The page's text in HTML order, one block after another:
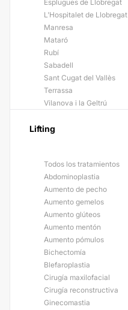
Esplugues de Llobregat
L'Hospitalet de Llobregat
Manresa
Mataró
Rubí
Sabadell
Sant Cugat del Vallès
Terrassa
Vilanova i la Geltrú
Lifting
Todos los tratamientos
Abdominoplastia
Aumento de pecho
Aumento gemelos
Aumento glúteos
Aumento mentón
Aumento pómulos
Bichectomía
Blefaroplastia
Cirugía maxilofacial
Cirugía reconstructiva
Ginecomastia